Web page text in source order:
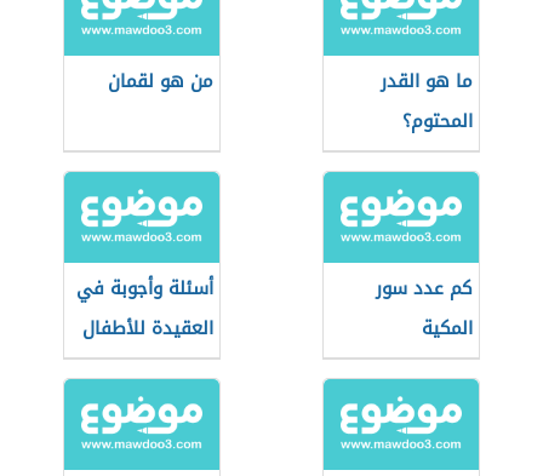
ما هو القدر
المحتوم؟
من هو لقمان
كم عدد سور
المكية
أسئلة وأجوبة في
العقيدة للأطفال